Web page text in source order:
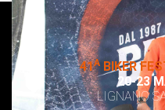
41ABIKER
20-23
LIGNANO